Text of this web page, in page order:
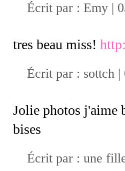
Écrit par : Emy |
tres beau miss!
Écrit par : sottch |
Jolie photos j'aime
bises
Écrit par : une